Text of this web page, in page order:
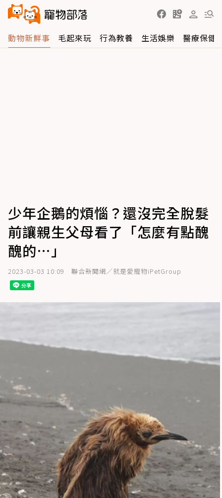
動物新鮮事 毛起來玩 行為教養 生活娛樂 醫療保健
少年企鵝的煩惱？還沒完全脫髮
前讓親生父母看了「怎麼有點醜
醜的…」
2023-03-03 10:09 聯合新聞網／就是愛寵物iPetGroup